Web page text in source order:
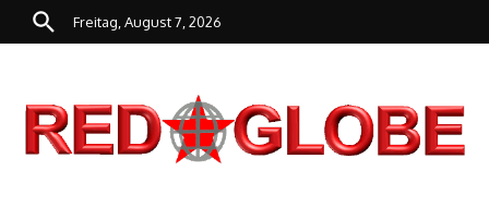
Zum Inhalt springen
Freitag, August 7, 2026